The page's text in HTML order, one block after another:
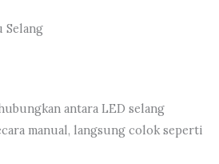
Selang
antara LED selang
manual, langsung colok seperti